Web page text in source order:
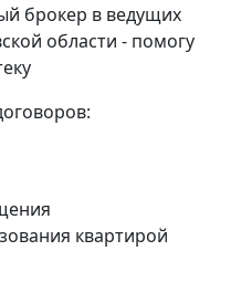
брокер в ведущих
области - помогу
квартирой